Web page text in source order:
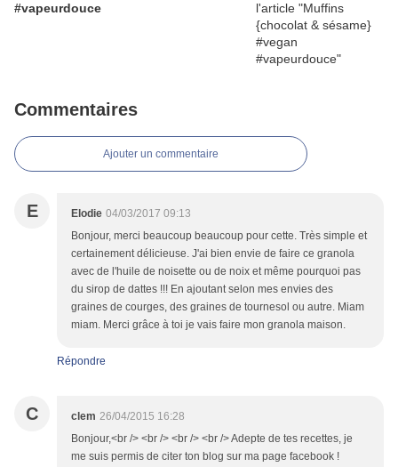
#vapeurdouce
Commentaires
Ajouter un commentaire
E Elodie 04/03/2017 09:13
Bonjour, merci beaucoup beaucoup pour cette. Très simple et
certainement délicieuse. J'ai bien envie de faire ce granola
avec de l'huile de noisette ou de noix et même pourquoi pas
du sirop de dattes !!! En ajoutant selon mes envies des
graines de courges, des graines de tournesol ou autre. Miam
miam. Merci grâce à toi je vais faire mon granola maison.
Répondre
C clem 26/04/2015 16:28
Bonjour,<br /> <br /> <br /> <br /> Adepte de tes recettes, je
me suis permis de citer ton blog sur ma page facebook !